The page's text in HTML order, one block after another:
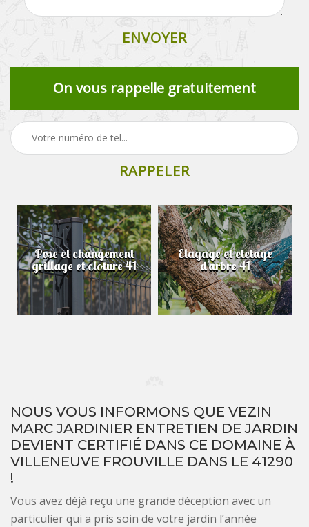
On vous rappelle gratuitement
Pose et changement
grillage et cloture 41
Elagage et etetage
d'arbre 41
NOUS VOUS INFORMONS QUE VEZIN
MARC JARDINIER ENTRETIEN DE JARDIN
DEVIENT CERTIFIÉ DANS CE DOMAINE À
VILLENEUVE FROUVILLE DANS LE 41290
!
Vous avez déjà reçu une grande déception avec un
particulier qui a pris soin de votre jardin l’année